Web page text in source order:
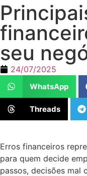
seu
24/07/2025
WhatsApp
Threads
Erros financeiros
para quem decide
passos, decisões mal